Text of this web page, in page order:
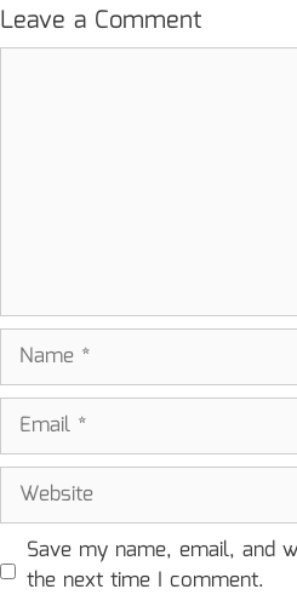
Leave a Comment
Name
Email
Website
Save my name, email, and
the next time I comment.